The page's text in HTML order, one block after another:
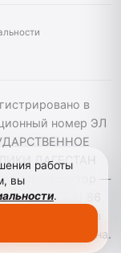
в
номер ЭЛ
ДАГЕСТАН
редактор —
004 41 86
материалов
обязательна.
работы
вы
.